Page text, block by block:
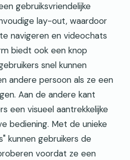
gebruiksvriendelijke
lay-out, waardoor
navigeren en videochats
biedt ook een knop
snel kunnen
andere persoon als ze een
Aan de andere kant
een visueel aantrekkelijke
bediening. Met de unieke
kunnen gebruikers de
voordat ze een